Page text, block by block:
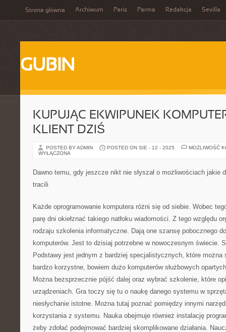
Strona główna Archiwum Paris Parma Redakcja Sevilla
GUBIN
KUPUJĄC EKWIPUNEK
KLIENT DZIŚ
POSTED BY ADMIN POSTED ON SIE - 12 - 2025
MOŻLIWOŚĆ
WYŁĄCZONA
Dawno temu, gdy jeszcze nikt nie słyszał o możliwościach jakie
tracili
Każde oprogramowanie komputera różni się od siebie. Wobec
parę dni okiełznać takiego natłoku wiadomości. Z tego względu
rodzaju szkolenia informatyczne. Dają one szansę pobocznego
komputerów. Jest to dzisiaj potrzebne w nowoczesnym świecie.
Podstawy jest jednym z bardziej specjalistycznych, które można
bardzo korzystne, bowiem dużo komputerów służbowych
Można bezsprzecznie pójść dalej oraz wybrać szkolenie, które
urządzeniach. Gra toczy się tu o naukę danego systemu w
niesłychanie istotne. Można tutaj poznać pomiędzy innymi
korzystania z systemu. Nauka obejmuje również instalację
żeby zdołać podejmować bardziej skomplikowane działania.